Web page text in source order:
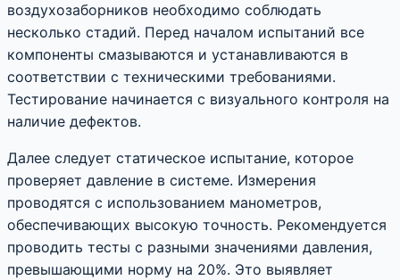
воздухозаборников необходимо соблюдать
несколько стадий. Перед началом испытаний все
компоненты смазываются и устанавливаются в
соответствии с техническими требованиями.
Тестирование начинается с визуального контроля на
наличие дефектов.
Далее следует статическое испытание, которое
проверяет давление в системе. Измерения
проводятся с использованием манометров,
обеспечивающих высокую точность. Рекомендуется
проводить тесты с разными значениями давления,
превышающими норму на 20%. Это выявляет